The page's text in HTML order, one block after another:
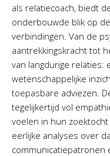
als relatiecoach, biedt
onderbouwde blik op
verbindingen. Van de
aantrekkingskracht tot
van langdurige relaties:
wetenschappelijke
toepasbare adviezen.
tegelijkertijd vol
voelen in hun
eerlijke analyses over
communicatiepatronen